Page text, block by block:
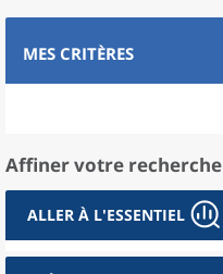
MES CRITÈRES
Affiner votre recherche
ALLER À L'ESSENTIEL